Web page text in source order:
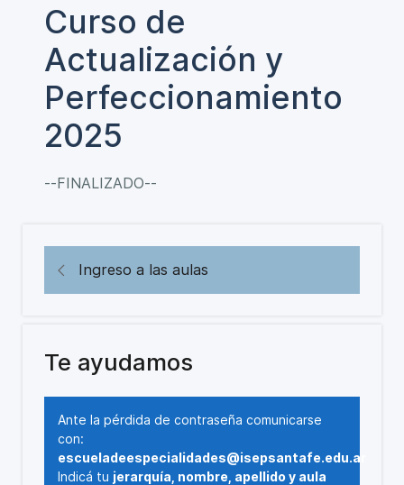
Curso de
Actualización y
Perfeccionamiento
2025
--FINALIZADO--
Ingreso a las aulas
Te ayudamos
Ante la pérdida de contraseña comunicarse
con:
escueladeespecialidades@isepsantafe.edu.ar
Indicá tu jerarquía, nombre, apellido y aula